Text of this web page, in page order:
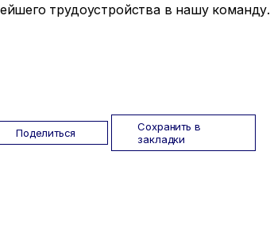
трудоустройства в нашу команду.
Поделиться
Сохранить в
закладки